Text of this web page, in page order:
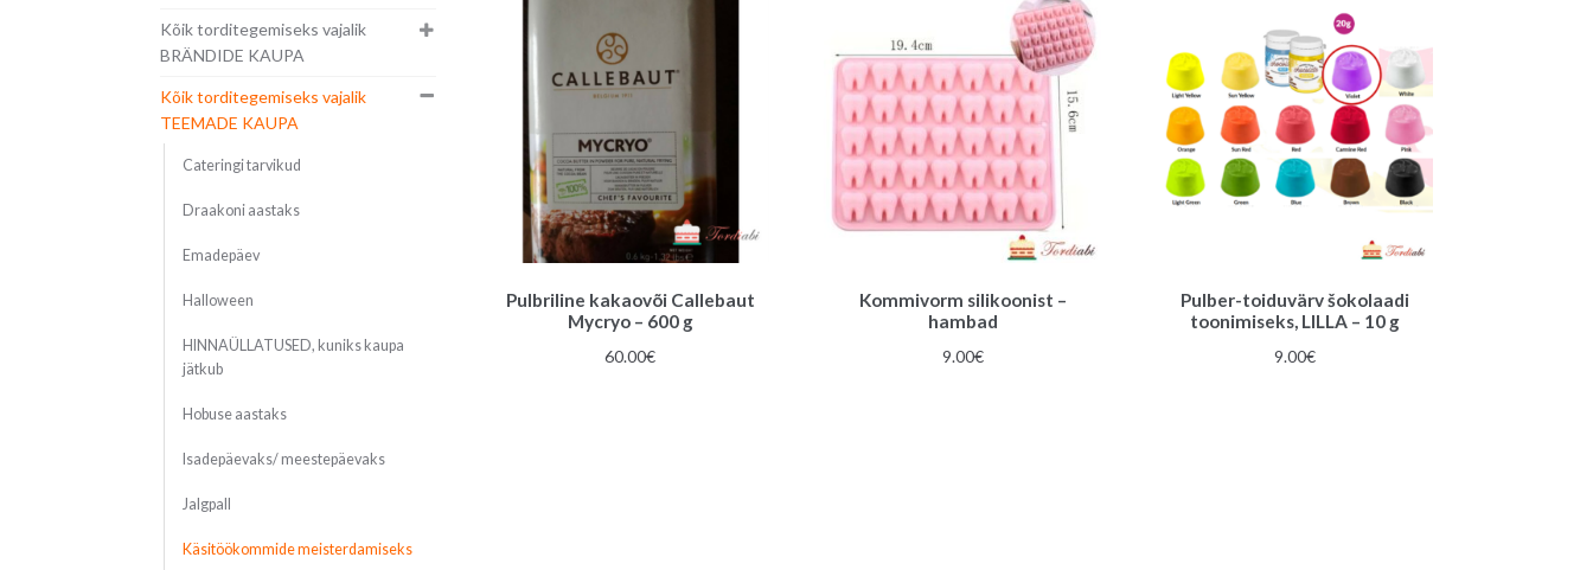
Pulbriline kakaovõi Callebaut
Mycryo – 600 g
60.00€
Kommivorm silikoonist –
hambad
9.00€
Pulber-toiduvärv šokolaadi
toonimiseks, LILLA – 10 g
9.00€
Kõik torditegemiseks vajalik
BRÄNDIDE KAUPA
Kõik torditegemiseks vajalik
TEEMADE KAUPA
Cateringi tarvikud
Draakoni aastaks
Emadepäev
Halloween
HINNAÜLLATUSED, kuniks kaupa
jätkub
Hobuse aastaks
Isadepäevaks/ meestepäevaks
Jalgpall
Käsitöökommide meisterdamiseks